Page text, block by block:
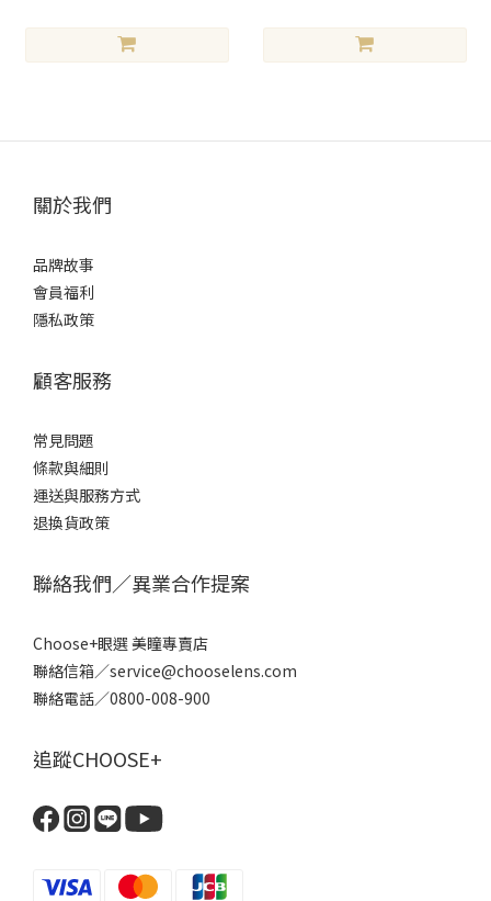
關於我們
品牌故事
會員福利
隱私政策
顧客服務
常見問題
條款與細則
運送與服務方式
退換貨政策
聯絡我們／異業合作提案
Choose+眼選 美瞳專賣店
聯絡信箱／service@chooselens.com
聯絡電話／0800-008-900
追蹤CHOOSE+